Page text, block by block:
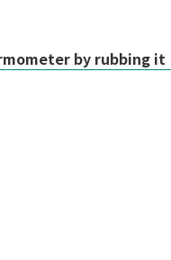
by rubbing